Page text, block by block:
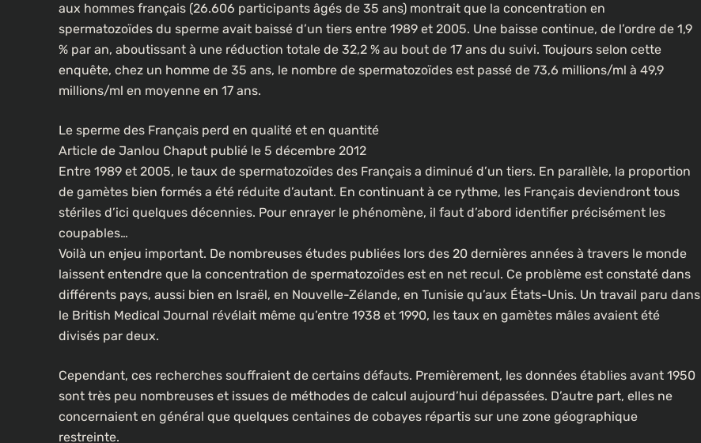
aux hommes français (26.606 participants âgés de 35 ans) montrait que la concentration en
spermatozoïdes du sperme avait baissé d’un tiers entre 1989 et 2005. Une baisse continue, de l’ordre de 1,9
% par an, aboutissant à une réduction totale de 32,2 % au bout de 17 ans du suivi. Toujours selon cette
enquête, chez un homme de 35 ans, le nombre de spermatozoïdes est passé de 73,6 millions/ml à 49,9
millions/ml en moyenne en 17 ans.
Le sperme des Français perd en qualité et en quantité
Article de Janlou Chaput publié le 5 décembre 2012
Entre 1989 et 2005, le taux de spermatozoïdes des Français a diminué d’un tiers. En parallèle, la proportion
de gamètes bien formés a été réduite d’autant. En continuant à ce rythme, les Français deviendront tous
stériles d’ici quelques décennies. Pour enrayer le phénomène, il faut d’abord identifier précisément les
coupables…
Voilà un enjeu important. De nombreuses études publiées lors des 20 dernières années à travers le monde
laissent entendre que la concentration de spermatozoïdes est en net recul. Ce problème est constaté dans
différents pays, aussi bien en Israël, en Nouvelle-Zélande, en Tunisie qu’aux États-Unis. Un travail paru dans
le British Medical Journal révélait même qu’entre 1938 et 1990, les taux en gamètes mâles avaient été
divisés par deux.
Cependant, ces recherches souffraient de certains défauts. Premièrement, les données établies avant 1950
sont très peu nombreuses et issues de méthodes de calcul aujourd’hui dépassées. D’autre part, elles ne
concernaient en général que quelques centaines de cobayes répartis sur une zone géographique
restreinte.